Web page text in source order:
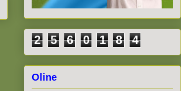
2 5 6 0 1 8 4
Oline